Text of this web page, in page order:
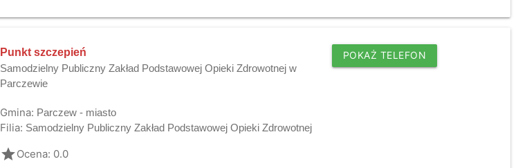
Punkt szczepień
Samodzielny Publiczny Zakład Podstawowej Opieki Zdrowotnej w
Parczewie
POKAŻ TELEFON
Gmina: Parczew - miasto
Filia: Samodzielny Publiczny Zakład Podstawowej Opieki Zdrowotnej
gradeOcena: 0.0